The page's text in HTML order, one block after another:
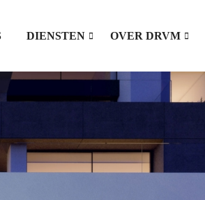
DIENSTEN OVER DRVM